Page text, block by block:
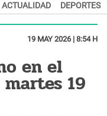
ACTUALIDAD DEPORTES
19 MAY 2026 | 8:54 H
en el
19